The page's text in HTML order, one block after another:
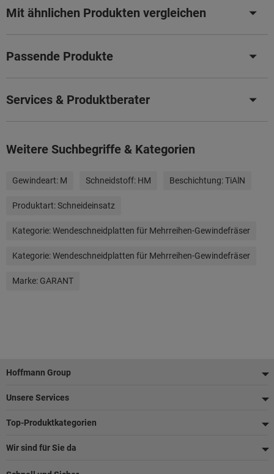
Mit ähnlichen Produkten vergleichen
Passende Produkte
Services & Produktberater
Weitere Suchbegriffe & Kategorien
Gewindeart: M Schneidstoff: HM Beschichtung:TiAlN
Produktart:Schneideinsatz
Kategorie:Wendeschneidplatten für Mehrreihen-Gewindefräser
Kategorie:Wendeschneidplatten für Mehrreihen-Gewindefräser
Marke: GARANT
Fußzeile
Hoffmann Group
Unsere Services
Top-Produktkategorien
Wir sind für Sie da